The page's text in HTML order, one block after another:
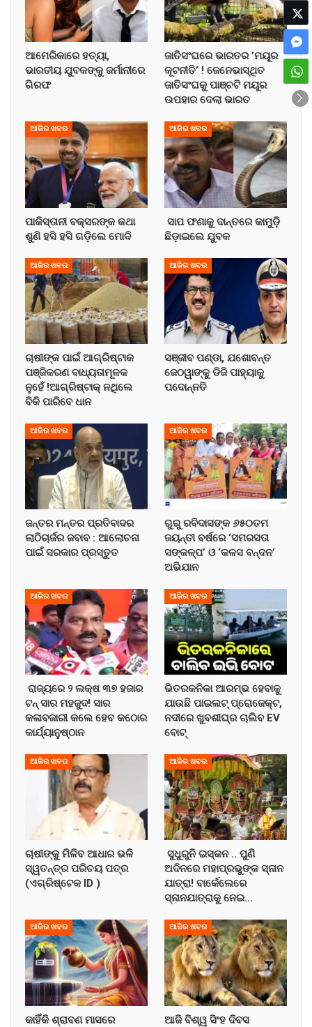
ଆମେରିକାରେ ହତ୍ୟା,
ଭାରତୀୟ ଯୁବକଙ୍କୁ ଜର୍ମାନୀରେ
ଗିରଫ
ଜାତିସଂଘରେ ଭାରତର ’ମୟୂର
କୂଟନୀତି’ ! ଜେନେଭାସ୍ଥିତ
ଜାତିସଂଘକୁ ପାଞ୍ଚଟି ମୟୂର
ଉପହାର ଦେଲା ଭାରତ
ଆଜିର ଖବର
ପାକିସ୍ତାନୀ ବକ୍ସରଙ୍କ କଥା
ଶୁଣି ହସି ହସି ଗଡ଼ିଲେ ମୋଦି
ଆଜିର ଖବର
ସାପ ଫଣାକୁ ଦାନ୍ତରେ କାମୁଡ଼ି
ଛିଡ଼ାଇଲେ ଯୁବକ
ଆଜିର ଖବର
ଚାଷୀଙ୍କ ପାଇଁ ଆଗ୍ରିଷ୍ଟାକ
ପଞ୍ଜିକରଣ ବାଧ୍ୟତାମୂଳକ
ନୁହେଁ !ଆଗ୍ରିଷ୍ଟାକ୍ ନଥିଲେ
ବିକି ପାରିବେ ଧାନ
ଆଜିର ଖବର
ସଞ୍ଜୀବ ପଣ୍ଡା, ଯଶୋବନ୍ତ
ଜେଠୱାଙ୍କୁ ଡିଜି ପାହ୍ୟାକୁ
ପଦୋନ୍ନତି
ଆଜିର ଖବର
ଜନ୍ତର ମନ୍ତର ପ୍ରତିବାଦର
ଲାଠିଚାର୍ଜର ଜବାବ : ଆଲୋଚନା
ପାଇଁ ସରକାର ପ୍ରସ୍ତୁତ
ଆଜିର ଖବର
ଗୁରୁ ରବିଦାସଙ୍କ ୬୫୦ତମ
ଜୟନ୍ତୀ ବର୍ଷରେ ‘ସମରସତା
ସଙ୍କଳ୍ପ’ ଓ ‘କଳସ ବନ୍ଦନ’
ଅଭିଯାନ
ଆଜିର ଖବର
ରାଜ୍ୟରେ ୨ ଲକ୍ଷ ୩୭ ହଜାର
ଟନ୍ ସାର ମହଜୁଦ! ସାର
କଳାବଜାରୀ କଲେ ହେବ କଠୋର
କାର୍ଯ୍ୟାନୁଷ୍ଠାନ
ଆଜିର ଖବର
ଭିତରକନିକା ଆରମ୍ଭ ହେବାକୁ
ଯାଉଛି ପାଇଲଟ୍ ପ୍ରୋଜେକ୍ଟ,
ନଦୀରେ ଖୁବଶୀଘ୍ର ଚାଲିବ EV
ବୋଟ୍
ଆଜିର ଖବର
ଚାଷୀଙ୍କୁ ମିଳିବ ଆଧାର ଭଳି
ସ୍ୱତନ୍ତ୍ର ପରିଚୟ ପତ୍ର
(ଏଗ୍ରିଷ୍ଟେକ ID )
ଆଜିର ଖବର
ସୁଧୁରୁନି ଇସ୍କନ .. ପୁଣି
ଅଦିନରେ ମହାପ୍ରଭୁଙ୍କ ସ୍ନାନ
ଯାତ୍ରା! ବାର୍କେଲେରେ
ସ୍ନାନଯାତ୍ରାକୁ ନେଇ…
ଆଜିର ଖବର
କାହିଁକି ଶ୍ରାବଣ ମାସରେ
ଆଜିର ଖବର
ଆଜି ବିଶ୍ୱ ସିଂହ ଦିବସ